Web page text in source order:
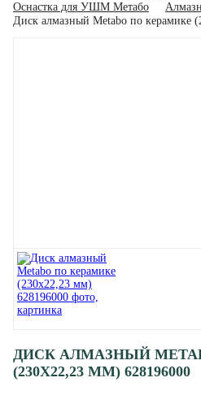
Оснастка для УШМ Метабо
Диск алмазный Metabo по керамике
ДИСК АЛМАЗНЫЙ
(230X22,23 ММ) 628196000